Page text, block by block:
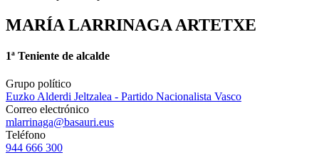
MARÍA LARRINAGA ARTETXE
1ª Teniente de alcalde
Grupo político
Euzko Alderdi Jeltzalea - Partido Nacionalista Vasco
Correo electrónico
mlarrinaga@basauri.eus
Teléfono
944 666 300